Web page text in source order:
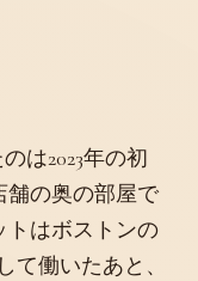
は2023年の初
舗の奥の部屋で
トはボストンの
働いたあと、